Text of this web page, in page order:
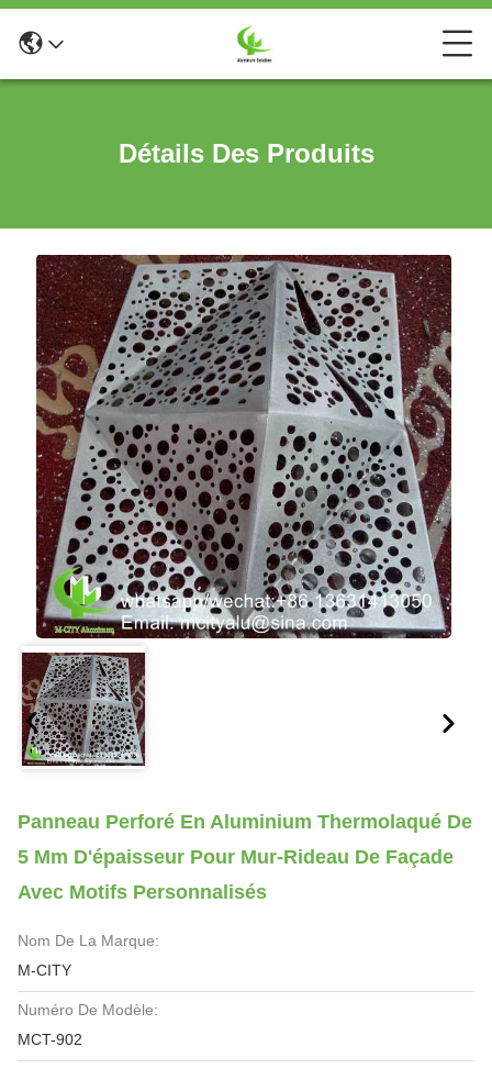
Détails Des Produits
Panneau Perforé En Aluminium Thermolaqué De
5 Mm D'épaisseur Pour Mur-Rideau De Façade
Avec Motifs Personnalisés
Nom De La Marque:
M-CITY
Numéro De Modèle:
MCT-902